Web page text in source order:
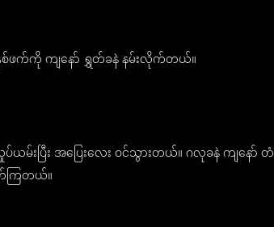
စ်ဖက်ကို ကျနော် ရွှတ်ခနဲ နမ်းလိုက်တယ်။
မ်းပြီး အပြေးလေး ဝင်သွားတယ်။ ဂလုခနဲ ကျနော် တံ
ကြတယ်။